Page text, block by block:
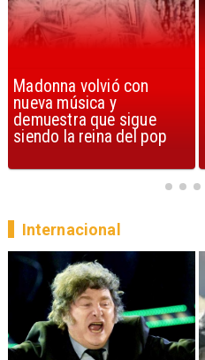
Phil Collins revela su
lucha contra el
alcoholismo que casi le
causa la muerte
Internacional